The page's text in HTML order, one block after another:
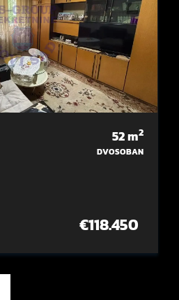
52m2
DVOSOBAN
€118.450